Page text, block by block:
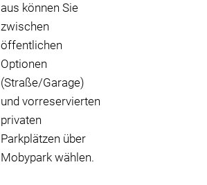
aus können Sie
zwischen
öffentlichen
Optionen
(Straße/Garage)
und vorreservierten
privaten
Parkplätzen über
Mobypark wählen.